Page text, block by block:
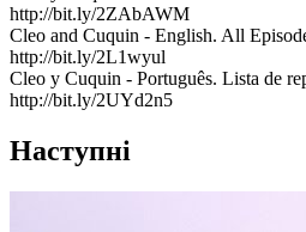
http://bit.ly/2ZAbAWM
Cleo and Cuquin - English. All
http://bit.ly/2L1wyul
Cleo y Cuquin - Português. Lista de
http://bit.ly/2UYd2n5
Наступні